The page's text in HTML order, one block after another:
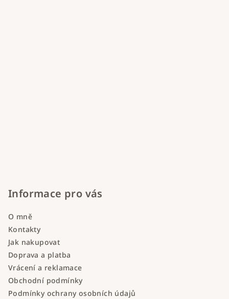
Informace pro vás
O mně
Kontakty
Jak nakupovat
Doprava a platba
Vrácení a reklamace
Obchodní podmínky
Podmínky ochrany osobních údajů